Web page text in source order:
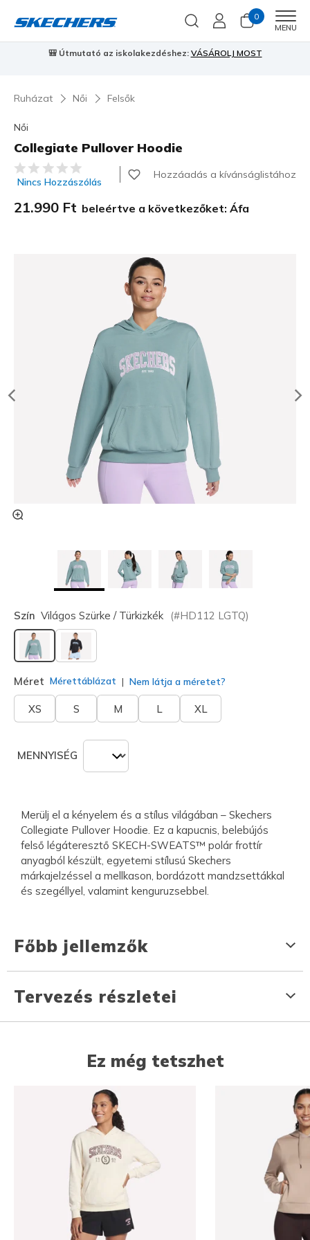
0
MENU
🎒 Útmutató az iskolakezdéshez: VÁSÁROLJ MOST
Ruházat Női Felsők
Női
Collegiate Pullover Hoodie
5 az 5-ből ügyfélértékelés
Nincs Hozzászólás
Hozzáadás a kívánságlistához
21.990 Ft beleértve a következőket: Áfa
Szín Világos Szürke / Türkizkék (#HD112 LGTQ)
kiválasztva
Méret Mérettáblázat Nem látja a méretet?
XS S M L XL
MENNYISÉG
Merülj el a kényelem és a stílus világában – Skechers
Collegiate Pullover Hoodie. Ez a kapucnis, belebújós
felső légáteresztő SKECH-SWEATS™ polár frottír
anyagból készült, egyetemi stílusú Skechers
márkajelzéssel a mellkason, bordázott mandzsettákkal
és szegéllyel, valamint kenguruzsebbel.
Főbb jellemzők
Tervezés részletei
Ez még tetszhet